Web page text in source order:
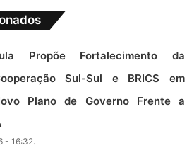
Propõe Fortalecimento da
Sul-Sul e BRICS em
Plano de Governo Frente a
- 16:32.